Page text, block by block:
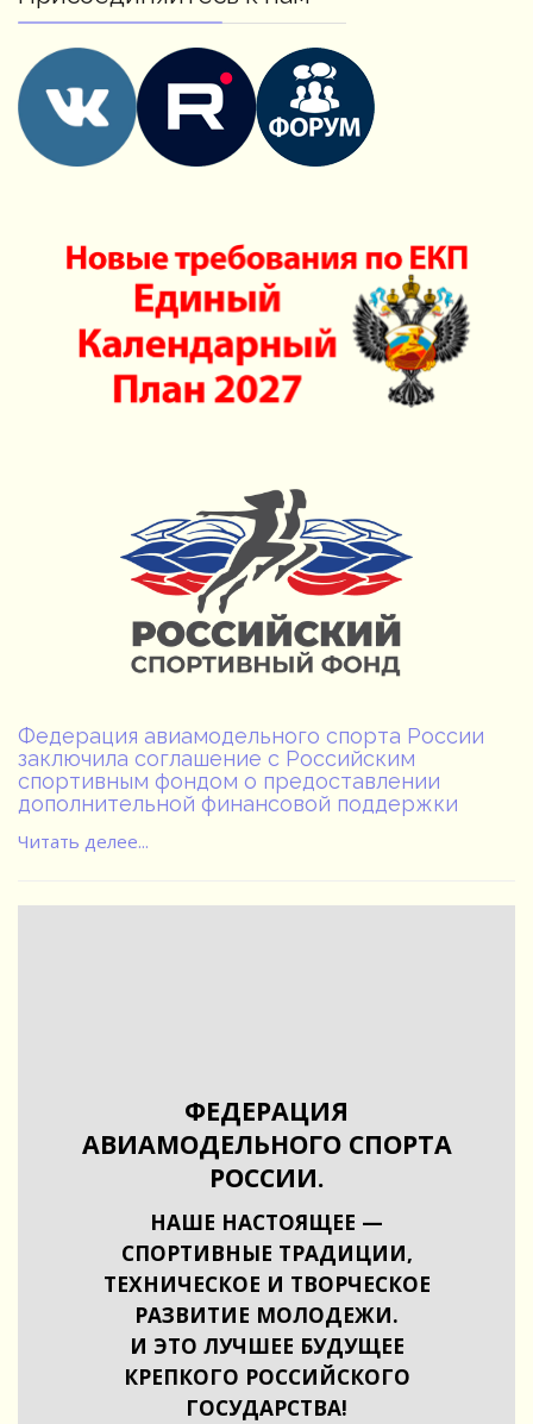
Федерация авиамодельного спорта России
заключила соглашение с Российским
спортивным фондом о предоставлении
дополнительной финансовой поддержки
Читать делее...
ФЕДЕРАЦИЯ
АВИАМОДЕЛЬНОГО СПОРТА
РОССИИ.
НАШЕ НАСТОЯЩЕЕ —
СПОРТИВНЫЕ ТРАДИЦИИ,
ТЕХНИЧЕСКОЕ И ТВОРЧЕСКОЕ
РАЗВИТИЕ МОЛОДЕЖИ.
И ЭТО ЛУЧШЕЕ БУДУЩЕЕ
КРЕПКОГО РОССИЙСКОГО
ГОСУДАРСТВА!